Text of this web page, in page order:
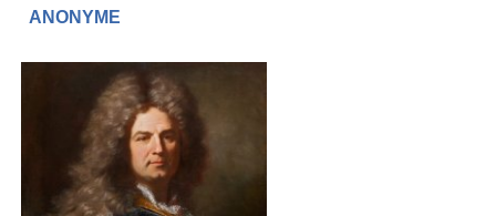
ANONYME